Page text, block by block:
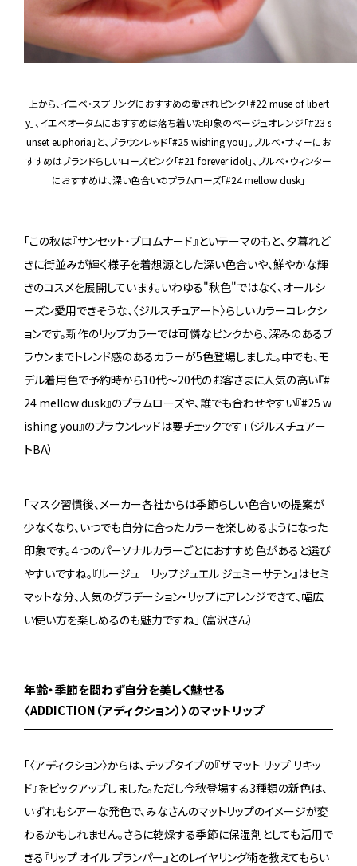
上から、イエベ・スプリングにおすすめの愛されピンク「#22 muse of libert
y」、イエベオータムにおすすめは落ち着いた印象のベージュオレンジ「#23 s
unset euphoria」と、ブラウンレッド「#25 wishing you」。ブルベ・サマーにお
すすめはブランドらしいローズピンク「#21 forever idol」、ブルベ・ウィンター
におすすめは、深い色合いのプラムローズ「#24 mellow dusk」
「この秋は『サンセット・プロムナード』といテーマのもと、夕暮れど
きに街並みが輝く様子を着想源とした深い色合いや、鮮やかな輝
きのコスメを展開しています。いわゆる"秋色"ではなく、オールシ
ーズン愛用できそうな、〈ジルスチュアート〉らしいカラーコレクシ
ョンです。新作のリップカラーでは可憐なピンクから、深みのあるブ
ラウンまでトレンド感のあるカラーが5色登場しました。中でも、モ
デル着用色で予約時から10代～20代のお客さまに人気の高い『#
24 mellow dusk』のプラムローズや、誰でも合わせやすい『#25 w
ishing you』のブラウンレッドは要チェックです」（ジルスチュアー
トBA）
「マスク習慣後、メーカー各社からは季節らしい色合いの提案が
少なくなり、いつでも自分に合ったカラーを楽しめるようになった
印象です。４つのパーソナルカラーごとにおすすめ色があると選び
やすいですね。『ルージュ リップジュエル ジェミーサテン』はセミ
マットな分、人気のグラデーション・リップにアレンジできて、幅広
い使い方を楽しめるのも魅力ですね」（富沢さん）
年齢・季節を問わず自分を美しく魅せる
〈ADDICTION（アディクション）〉のマットリップ
「〈アディクション〉からは、チップタイプの『ザ マット リップ リキッ
ド』をピックアップしました。ただし今秋登場する3種類の新色は、
いずれもシアーな発色で、みなさんのマットリップのイメージが変
わるかもしれません。さらに乾燥する季節に保湿剤としても活用で
きる『リップ オイル プランパー』とのレイヤリング術を教えてもらい